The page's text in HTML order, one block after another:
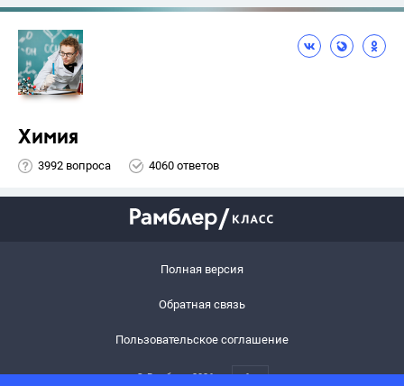
Химия
3992 вопроса 4060 ответов
Полная версия
Обратная связь
Пользовательское соглашение
© Рамблер,2026 6+